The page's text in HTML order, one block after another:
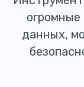
данных,